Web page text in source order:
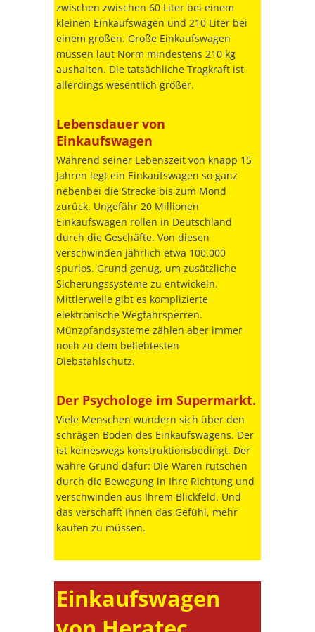
zwischen zwischen 60 Liter bei einem
kleinen Einkaufswagen und 210 Liter bei
einem großen. Große Einkaufswagen
müssen laut Norm mindestens 210 kg
aushalten. Die tatsächliche Tragkraft ist
allerdings wesentlich größer.
Lebensdauer von
Einkaufswagen
Während seiner Lebenszeit von knapp 15
Jahren legt ein Einkaufswagen so ganz
nebenbei die Strecke bis zum Mond
zurück. Ungefähr 20 Millionen
Einkaufswagen rollen in Deutschland
durch die Geschäfte. Von diesen
verschwinden jährlich etwa 100.000
spurlos. Grund genug, um zusätzliche
Sicherungssysteme zu entwickeln.
Mittlerweile gibt es komplizierte
elektronische Wegfahrsperren.
Münzpfandsysteme zählen aber immer
noch zu dem beliebtesten
Diebstahlschutz.
Der Psychologe im Supermarkt.
Viele Menschen wundern sich über den
schrägen Boden des Einkaufswagens. Der
ist keineswegs konstruktionsbedingt. Der
wahre Grund dafür: Die Waren rutschen
durch die Bewegung in Ihre Richtung und
verschwinden aus Ihrem Blickfeld. Und
das verschafft Ihnen das Gefühl, mehr
kaufen zu müssen.
Einkaufswagen